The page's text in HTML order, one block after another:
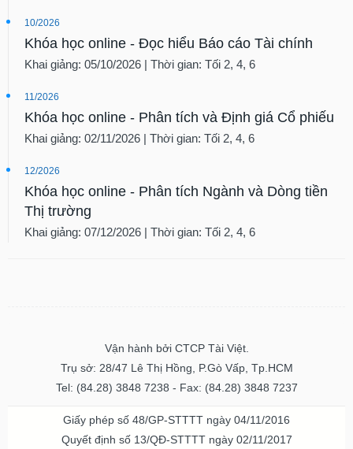
10/2026
Khóa học online - Đọc hiểu Báo cáo Tài chính
Khai giảng: 05/10/2026 | Thời gian: Tối 2, 4, 6
11/2026
Khóa học online - Phân tích và Định giá Cổ phiếu
Khai giảng: 02/11/2026 | Thời gian: Tối 2, 4, 6
12/2026
Khóa học online - Phân tích Ngành và Dòng tiền
Thị trường
Khai giảng: 07/12/2026 | Thời gian: Tối 2, 4, 6
Vận hành bởi CTCP Tài Việt.
Trụ sở: 28/47 Lê Thị Hồng, P.Gò Vấp, Tp.HCM
Tel: (84.28) 3848 7238 - Fax: (84.28) 3848 7237
Giấy phép số 48/GP-STTTT ngày 04/11/2016
Quyết định số 13/QĐ-STTTT ngày 02/11/2017